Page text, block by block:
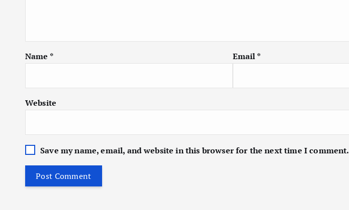
Name * Email *
Website
Save my name, email, and website in this browser for the next time I comment.